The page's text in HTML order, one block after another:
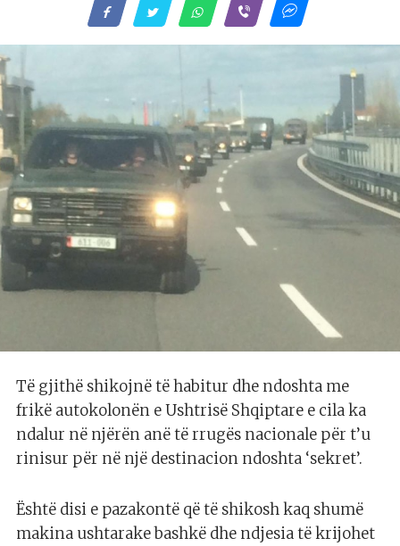
Të gjithë shikojnë të habitur dhe ndoshta me
frikë autokolonën e Ushtrisë Shqiptare e cila ka
ndalur në njërën anë të rrugës nacionale për t’u
rinisur për në një destinacion ndoshta ‘sekret’.
Është disi e pazakontë që të shikosh kaq shumë
makina ushtarake bashkë dhe ndjesia të krijohet